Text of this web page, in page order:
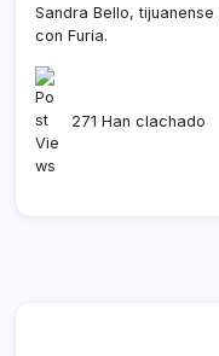
Sandra Bello, tijuanense
con Furia.
271 Han clachado